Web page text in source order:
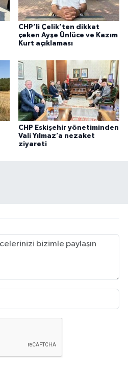
CHP’li Çelik’ten dikkat
çeken Ayşe Ünlüce ve Kazım
Kurt açıklaması
CHP Eskişehir yönetiminden
Vali Yılmaz’a nezaket
ziyareti